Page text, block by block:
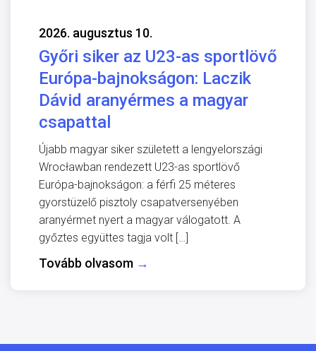
2026. augusztus 10.
Győri siker az U23-as sportlövő
Európa-bajnokságon: Laczik
Dávid aranyérmes a magyar
csapattal
Újabb magyar siker született a lengyelországi
Wrocławban rendezett U23-as sportlövő
Európa-bajnokságon: a férfi 25 méteres
gyorstüzelő pisztoly csapatversenyében
aranyérmet nyert a magyar válogatott. A
győztes együttes tagja volt […]
Tovább olvasom →